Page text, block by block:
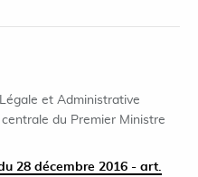
et Administrative
du Premier Ministre
28 décembre 2016 - art.